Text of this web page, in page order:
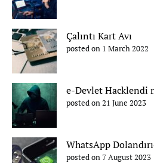
Çalıntı Kart Avı
posted on 1 March 2022
e-Devlet Hacklendi
posted on 21 June 2023
WhatsApp
posted on 7 August 2023